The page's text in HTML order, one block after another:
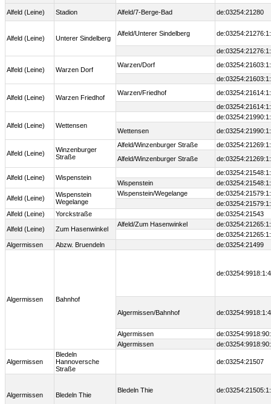
Alfeld (Leine) Stadion Alfeld/7-Berge-Bad de:03254:21280
Alfeld (Leine) Unterer Sindelberg
Alfeld/Unterer Sindelberg
Alfeld (Leine) Warzen Dorf
Warzen/Dorf
Alfeld (Leine) Warzen Friedhof
Warzen/Friedhof
Alfeld (Leine) Wettensen
Wettensen
Alfeld (Leine)
Winzenburger
Straße
Alfeld/Winzenburger Straße
Alfeld/Winzenburger Straße
Alfeld (Leine) Wispenstein
Wispenstein
Alfeld (Leine)
Wispenstein
Wegelange
Wispenstein/Wegelange
Alfeld (Leine)
Yorckstraße de:03254:21543
Alfeld (Leine) Zum Hasenwinkel
Alfeld/Zum Hasenwinkel
Algermissen
Abzw. Bruendeln de:03254:21499
Algermissen Bahnhof
Algermissen/Bahnhof
Algermissen
Algermissen
Algermissen
Bledeln
Hannoversche
Straße
de:03254:21507
Algermissen Bledeln Thie
Bledeln Thie